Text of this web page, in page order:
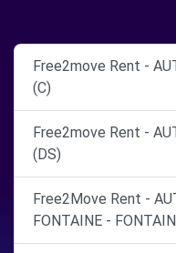
Free2move Rent -
(C)
Free2move Rent -
(DS)
Free2Move Rent -
FONTAINE -